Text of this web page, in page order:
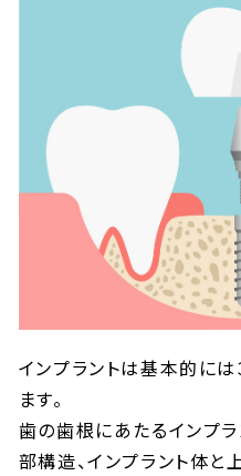
インプラントは基本的に
ます。
歯の歯根にあたるインプ
部構造、インプラント体